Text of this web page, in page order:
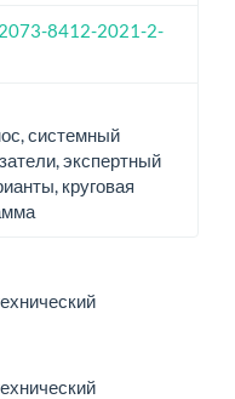
8412-2021-2-
системный
экспертный
круговая